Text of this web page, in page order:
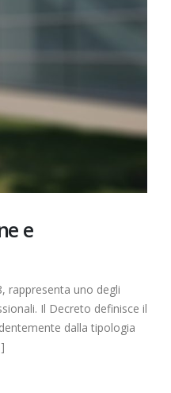
e
rappresenta uno degli
Il Decreto definisce il
dalla tipologia